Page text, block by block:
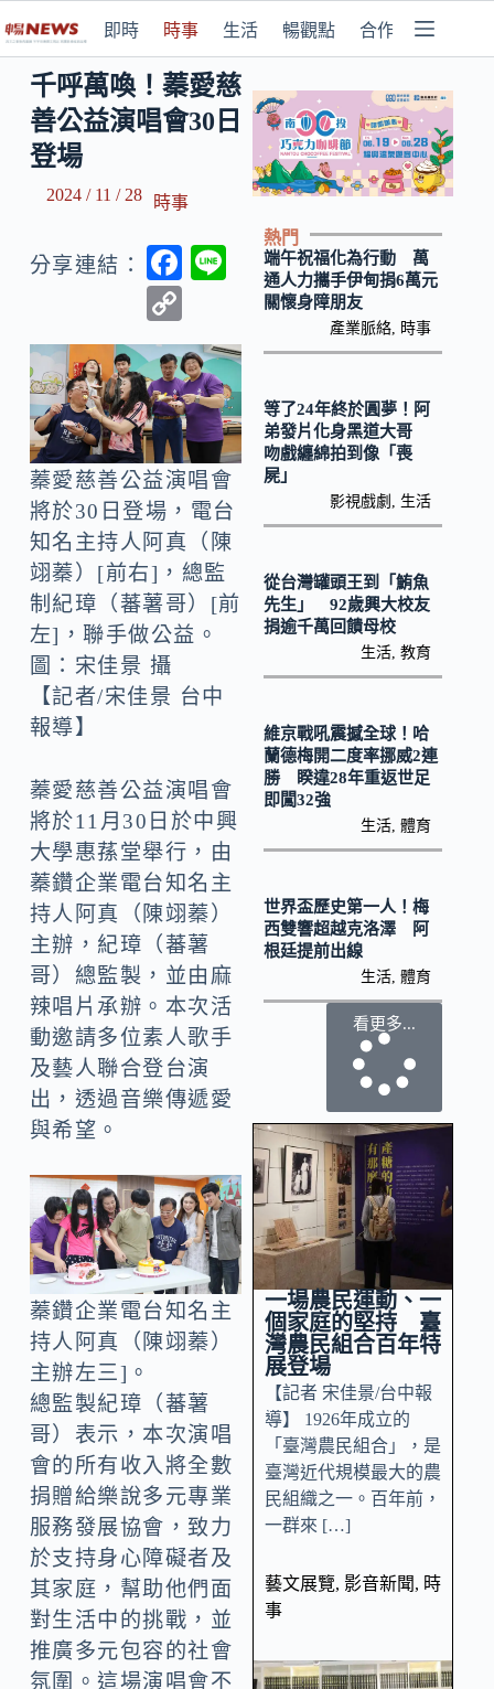
即時 時事 生活 暢觀點 合作媒體
千呼萬喚！蓁愛慈
善公益演唱會30日
登場
2024 / 11 / 28 時事
分享連結：
F
b
o
o
k
o
p
y
Li
n
k
蓁愛慈善公益演唱會
將於30日登場，電台
知名主持人阿真（陳
翊蓁）[前右]，總監
制紀璋（蕃薯哥）[前
左]，聯手做公益。
圖：宋佳景 攝
【記者/宋佳景 台中
報導】
蓁愛慈善公益演唱會
將於11月30日於中興
大學惠蓀堂舉行，由
蓁鑽企業電台知名主
持人阿真（陳翊蓁）
主辦，紀璋（蕃薯
哥）總監製，並由麻
辣唱片承辦。本次活
動邀請多位素人歌手
及藝人聯合登台演
出，透過音樂傳遞愛
與希望。
蓁鑽企業電台知名主
持人阿真（陳翊蓁）
主辦左三]。
總監製紀璋（蕃薯
哥）表示，本次演唱
會的所有收入將全數
捐贈給樂說多元專業
服務發展協會，致力
於支持身心障礙者及
其家庭，幫助他們面
對生活中的挑戰，並
推廣多元包容的社會
氛圍。這場演唱會不
熱門
端午祝福化為行動 萬
通人力攜手伊甸捐6萬元
關懷身障朋友
產業脈絡 時事
等了24年終於圓夢！阿
弟發片化身黑道大哥
吻戲纏綿拍到像「喪
屍」
影視戲劇 生活
從台灣罐頭王到「鮪魚
先生」 92歲興大校友
捐逾千萬回饋母校
生活 ,教育
維京戰吼震撼全球！哈
蘭德梅開二度率挪威2連
勝 睽違28年重返世足
即闖32強
生活 ,體育
世界盃歷史第一人！梅
西雙響超越克洛澤 阿
根廷提前出線
生活 ,體育
看更多...
一場農民運動、一
個家庭的堅持 臺
灣農民組合百年特
展登場
【記者 宋佳景/台中報
導】 1926年成立的
「臺灣農民組合」，是
臺灣近代規模最大的農
民組織之一。百年前，
一群來 […]
藝文展覽, 影音新聞, 時
事